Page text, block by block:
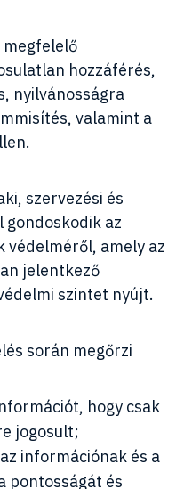
Napégés kezelése
Hasmenés
megfelelő
hozzáférés,
nyilvánosságra
valamint a
szervezési és
az
védelméről, amely az
jelentkező
szintet nyújt.
során megőrzi
hogy csak
jogosult;
információnak és a
pontosságát és